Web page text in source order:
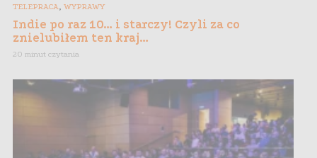
TELEPRACA, WYPRAWY
Indie po raz 10… i starczy! Czyli za co
znielubiłem ten kraj…
20 minut czytania